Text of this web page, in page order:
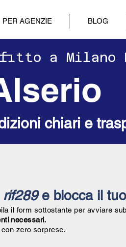
PER AGENZIE BLOG
a Milano
chiari e
rif289e blocca il
il form sottostante per avviare
necessari.
zero sorprese.